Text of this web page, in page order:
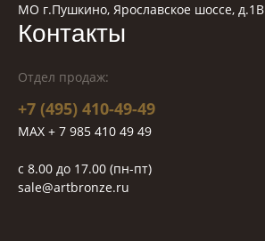
МО г.Пушкино, Ярославское шоссе, д.1В
Контакты
Отдел продаж:
+7 (495) 410-49-49
MAX + 7 985 410 49 49
c 8.00 до 17.00 (пн-пт)
sale@artbronze.ru